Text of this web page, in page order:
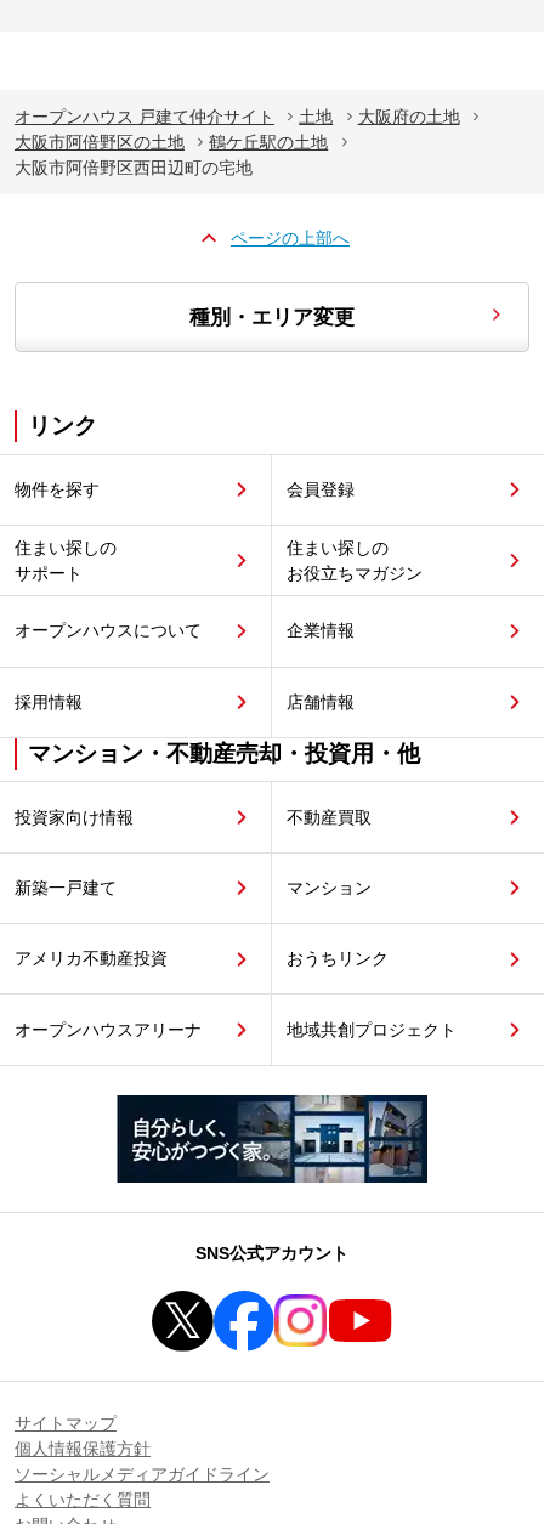
オープンハウス 戸建て仲介サイト 土地
大阪府の土地
大阪市阿倍野区の土地
鶴ケ丘駅の土地
大阪市阿倍野区西田辺町の宅地
ページの上部へ
種別・エリア変更
リンク
物件を探す 会員登録
住まい探しの
サポート
住まい探しの
お役立ちマガジン
オープンハウスについて 企業情報
採用情報 店舗情報
マンション・不動産売却・投資用・他
投資家向け情報 不動産買取
新築一戸建て マンション
アメリカ不動産投資 おうちリンク
オープンハウスアリーナ 地域共創プロジェクト
SNS公式アカウント
サイトマップ
個人情報保護方針
ソーシャルメディアガイドライン
よくいただく質問